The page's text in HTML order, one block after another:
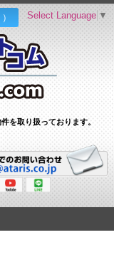
を取り扱っております。
Select Language ▼